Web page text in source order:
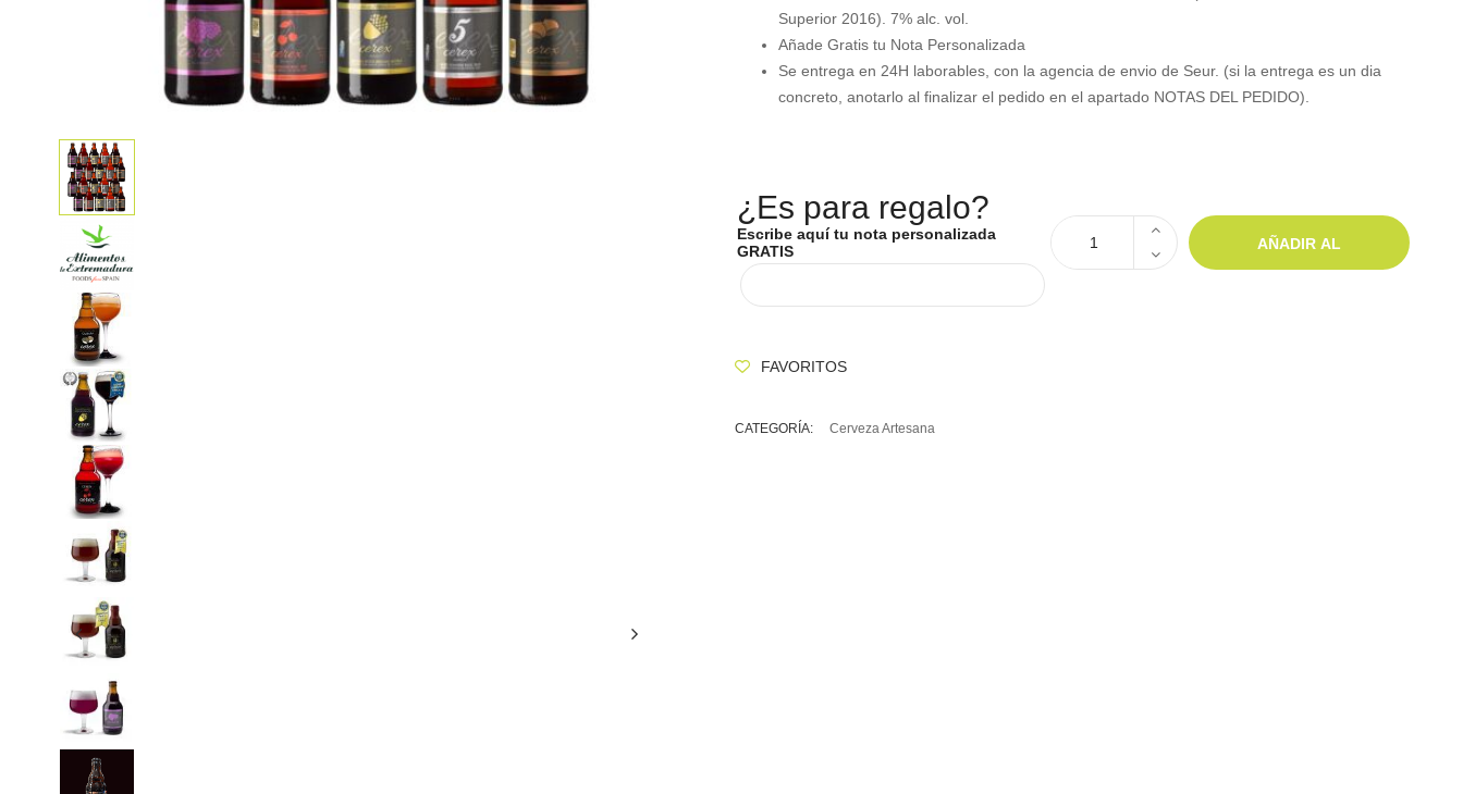
Superior 2016). 7% alc. vol.
Añade Gratis tu Nota Personalizada
Se entrega en 24H laborables, con la agencia de envio de Seur. (si la entrega es un dia
concreto, anotarlo al finalizar el pedido en el apartado NOTAS DEL PEDIDO).
¿Es para regalo?
Escribe aquí tu nota personalizada
GRATIS
AÑADIR AL
FAVORITOS
CATEGORÍA: Cerveza Artesana